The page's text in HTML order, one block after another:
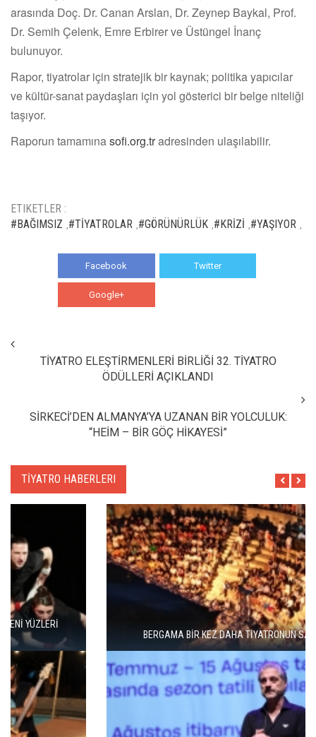
arasında Doç. Dr. Canan Arslan, Dr. Zeynep Baykal, Prof.
Dr. Semih Çelenk, Emre Erbirer ve Üstüngel İnanç
bulunuyor.
Rapor, tiyatrolar için stratejik bir kaynak; politika yapıcılar
ve kültür-sanat paydaşları için yol gösterici bir belge niteliği
taşıyor.
Raporun tamamınasofi.org.tradresinden ulaşılabilir.
ETIKETLER :
#BAĞIMSIZ #TİYATROLAR #GÖRÜNÜRLÜK #KRİZİ #YAŞIYOR
Facebook Twitter
Google+
TİYATRO ELEŞTİRMENLERİ BİRLİĞİ 32. TİYATRO
ÖDÜLLERİ AÇIKLANDI
SİRKECİ’DEN ALMANYA’YA UZANAN BİR YOLCULUK:
“HEİM – BİR GÖÇ HİKAYESİ”
TİYATRO HABERLERI
BERGAMA BİR KEZ DAHA TİYATRONUN SAHNESİ OLUYOR